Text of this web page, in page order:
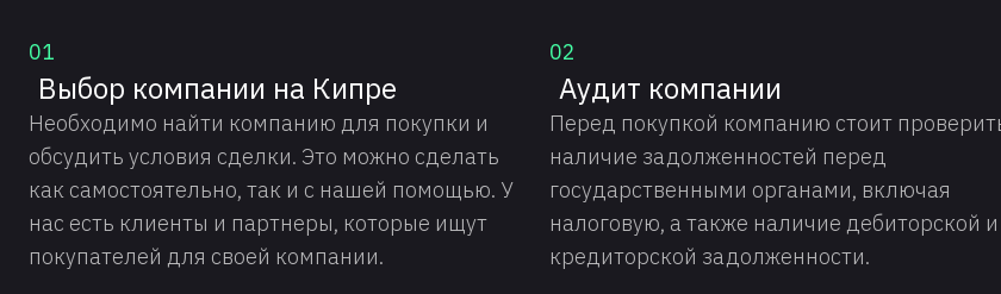
01
Выбор компании на Кипре
Необходимо найти компанию для покупки и
обсудить условия сделки. Это можно сделать
как самостоятельно, так и с нашей помощью. У
нас есть клиенты и партнеры, которые ищут
покупателей для своей компании.
02
Аудит компании
Перед покупкой компанию стоит
наличие задолженностей перед
государственными органами, включая
налоговую, а также наличие дебиторской и
кредиторской задолженности.